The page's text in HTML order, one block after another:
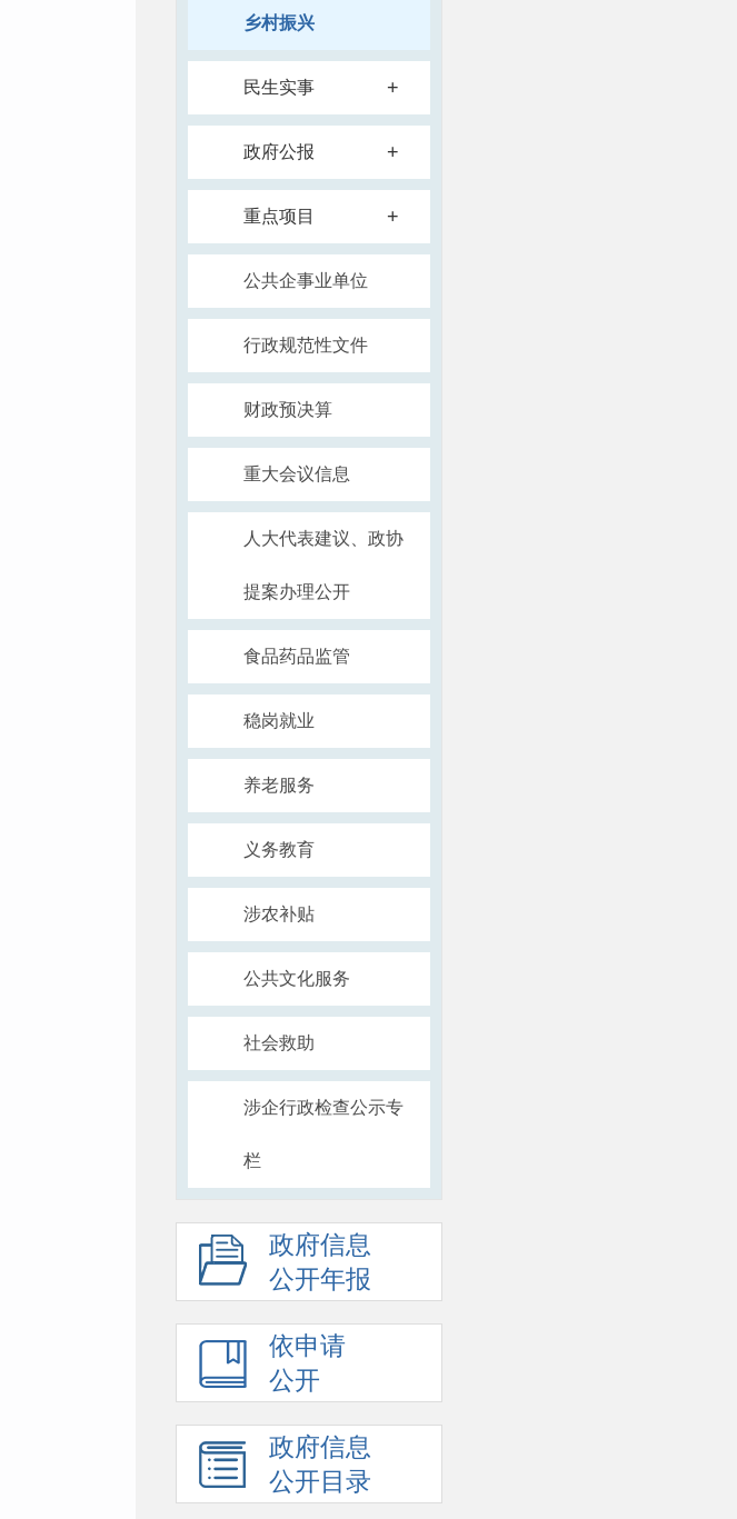
乡村振兴
民生实事 +
政府公报 +
重点项目 +
公共企事业单位
行政规范性文件
财政预决算
重大会议信息
人大代表建议、政协
提案办理公开
食品药品监管
稳岗就业
养老服务
义务教育
涉农补贴
公共文化服务
社会救助
涉企行政检查公示专
栏
政府信息
公开年报
依申请
公开
政府信息
公开目录